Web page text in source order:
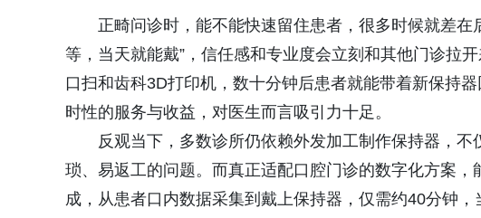
正畸问诊时，能不能快速留住患者，很多时候就差
等，当天就能戴”，信任感和专业度会立刻和其他门诊拉
口扫和齿科3D打印机，数十分钟后患者就能带着新保持
时性的服务与收益，对医生而言吸引力十足。
反观当下，多数诊所仍依赖外发加工制作保持器，
琐、易返工的问题。而真正适配口腔门诊的数字化方案
成，从患者口内数据采集到戴上保持器，仅需约40分钟